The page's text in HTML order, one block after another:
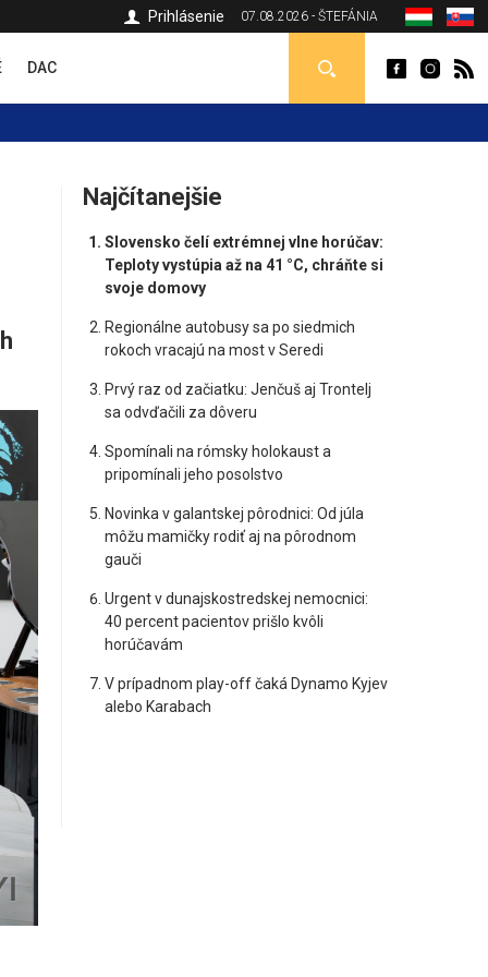
07.08.2026 - ŠTEFÁNIA
Prihlásenie
DAC
Najčítanejšie
Slovensko čelí extrémnej vlne horúčav:
Teploty vystúpia až na 41 °C, chráňte si
svoje domovy
Regionálne autobusy sa po siedmich
rokoch vracajú na most v Seredi
Prvý raz od začiatku: Jenčuš aj Trontelj
sa odvďačili za dôveru
Spomínali na rómsky holokaust a
pripomínali jeho posolstvo
Novinka v galantskej pôrodnici: Od júla
môžu mamičky rodiť aj na pôrodnom
gauči
Urgent v dunajskostredskej nemocnici:
40 percent pacientov prišlo kvôli
horúčavám
V prípadnom play-off čaká Dynamo Kyjev
alebo Karabach